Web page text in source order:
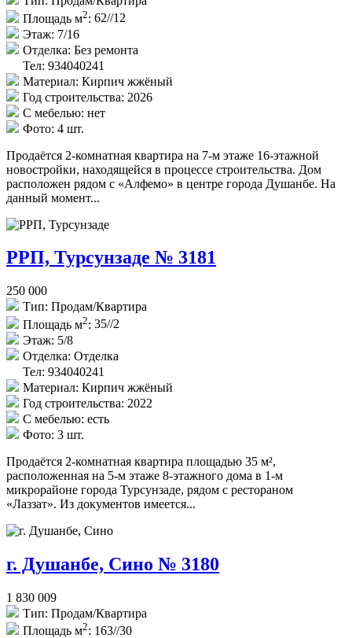
Площадь м2: 62//12
Этаж: 7/16
Отделка: Без ремонта
Тел: 934040241
Материал: Кирпич жжёный
Год строительства: 2026
С мебелью: нет
Фото: 4 шт.
Продаётся 2-комнатная квартира на 7-м этаже 16-этажной
новостройки, находящейся в процессе строительства. Дом
расположен рядом с «Алфемо» в центре города Душанбе. На
данный момент...
РРП, Турсунзаде № 3181
250 000
Тип: Продам/Квартира
Площадь м2: 35//2
Этаж: 5/8
Отделка: Отделка
Тел: 934040241
Материал: Кирпич жжёный
Год строительства: 2022
С мебелью: есть
Фото: 3 шт.
Продаётся 2-комнатная квартира площадью 35 м²,
расположенная на 5-м этаже 8-этажного дома в 1-м
микрорайоне города Турсунзаде, рядом с рестораном
«Лаззат». Из документов имеется...
г. Душанбе, Сино № 3180
1 830 009
Тип: Продам/Квартира
Площадь м2: 163//30